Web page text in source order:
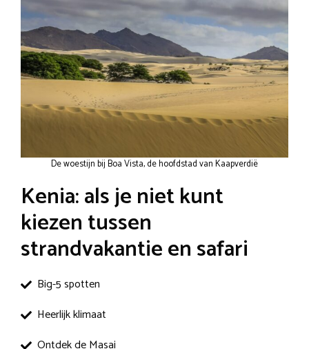
De woestijn bij Boa Vista, de hoofdstad van Kaapverdië
Kenia: als je niet kunt
kiezen tussen
strandvakantie en safari
Big-5 spotten
Heerlijk klimaat
Ontdek de Masai